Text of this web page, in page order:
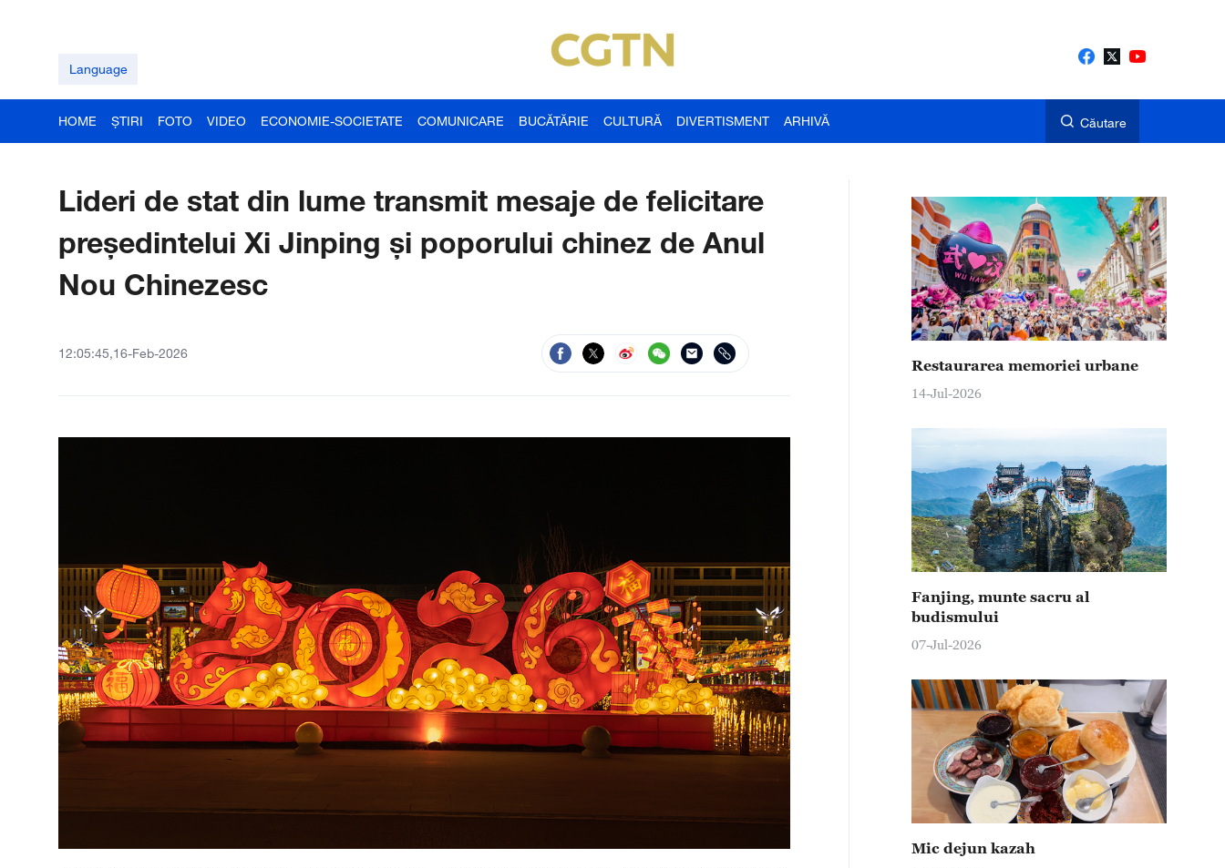
Language
HOME ȘTIRI FOTO VIDEO ECONOMIE-SOCIETATE COMUNICARE BUCĂTĂRIE CULTURĂ DIVERTISMENT ARHIVĂ Căutare
Lideri de stat din lume transmit mesaje de felicitare
președintelui Xi Jinping și poporului chinez de Anul
Nou Chinezesc
12:05:45,16-Feb-2026
Restaurarea memoriei urbane
14-Jul-2026
Fanjing, munte sacru al
budismului
07-Jul-2026
Mic dejun kazah